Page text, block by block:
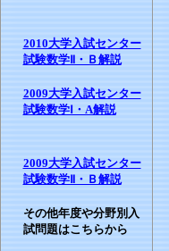
2010大学入試センター
試験数学Ⅱ・Ｂ解説
2009大学入試センター
試験数学Ⅰ・A解説
2009大学入試センター
試験数学Ⅱ・Ｂ解説
その他年度や分野別入
試問題はこちらから